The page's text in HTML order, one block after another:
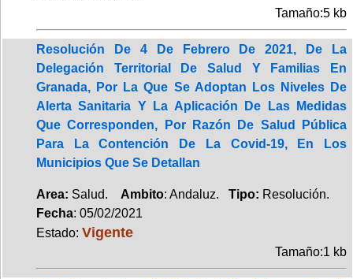
Tamaño:5 kb
Resolución De 4 De Febrero De 2021, De La
Delegación Territorial De Salud Y Familias En
Granada, Por La Que Se Adoptan Los Niveles De
Alerta Sanitaria Y La Aplicación De Las Medidas
Que Corresponden, Por Razón De Salud Pública
Para La Contención De La Covid-19, En Los
Municipios Que Se Detallan
Area: Salud. Ambito: Andaluz. Tipo: Resolución.
Fecha: 05/02/2021
Estado: Vigente
Tamaño:1 kb